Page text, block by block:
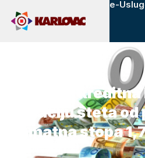
e-
Posebna kreditna
sanaciju šteta
kamatna stopa